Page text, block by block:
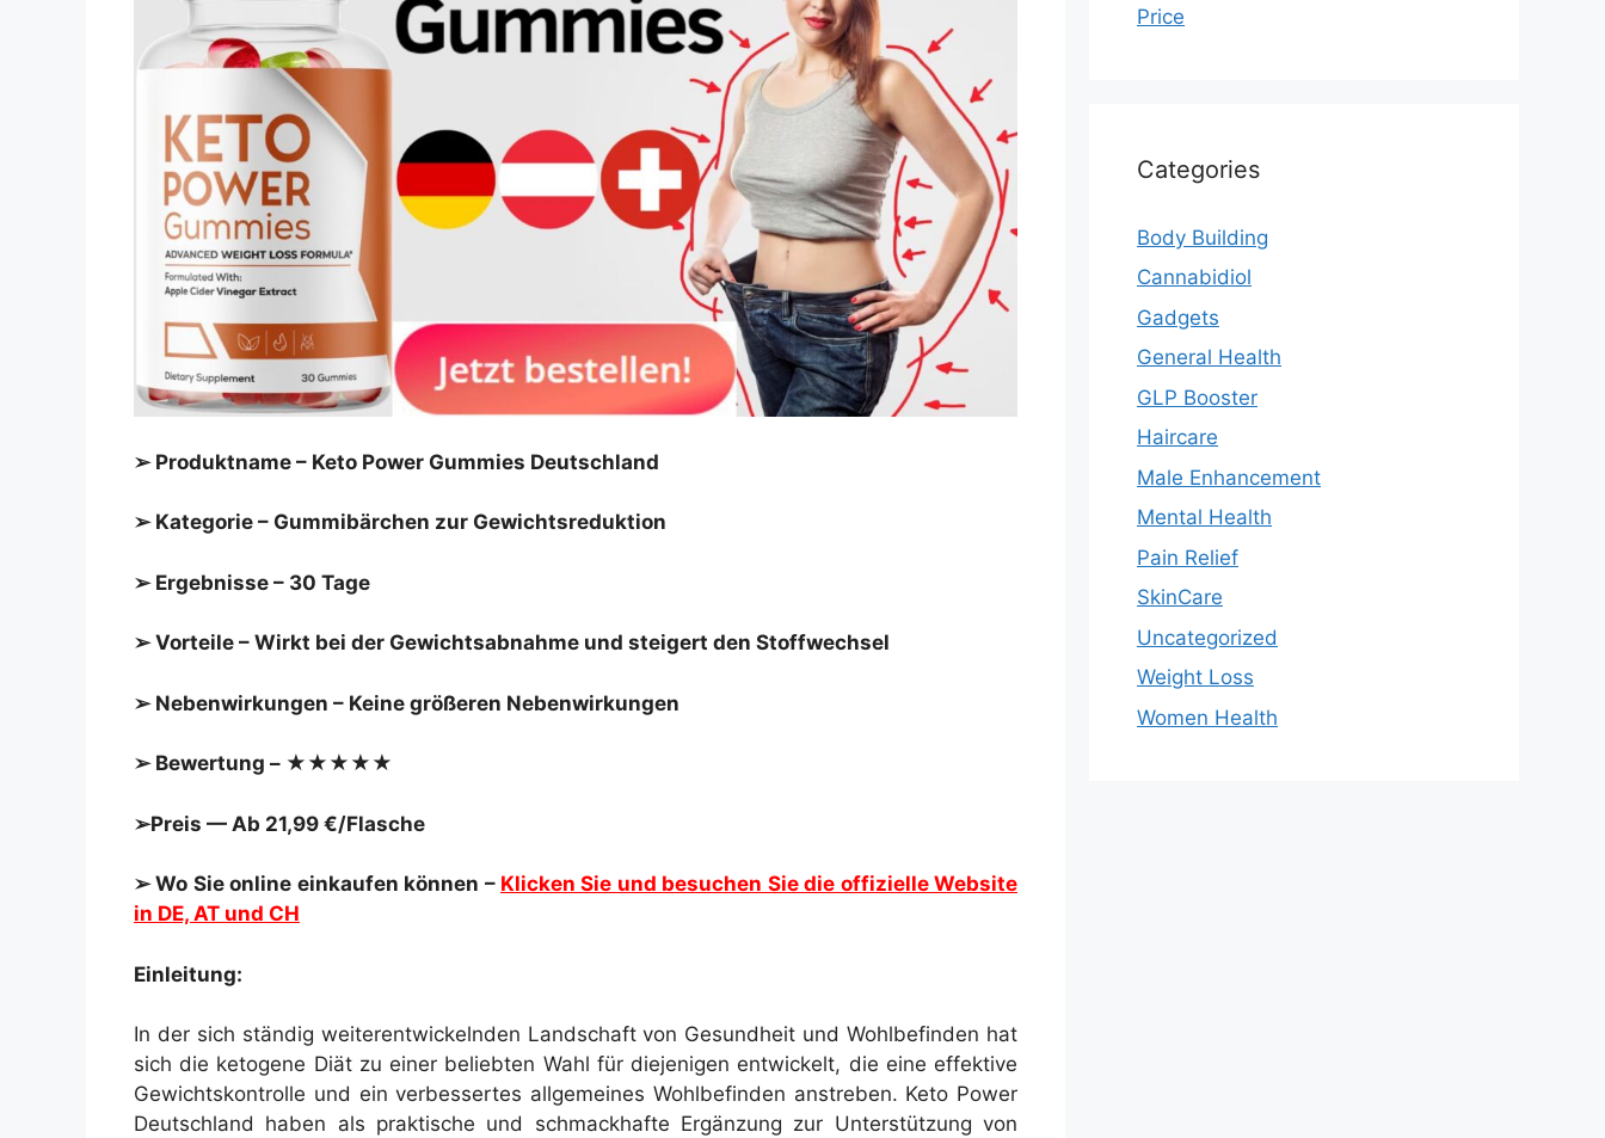
➢ Produktname – Keto Power Gummies Deutschland
➢ Kategorie – Gummibärchen zur Gewichtsreduktion
➢ Ergebnisse – 30 Tage
➢ Vorteile – Wirkt bei der Gewichtsabnahme und steigert den Stoffwechsel
➢ Nebenwirkungen – Keine größeren Nebenwirkungen
➢ Bewertung – ★★★★★
➢Preis — Ab 21,99 €/Flasche
➢ Wo Sie online einkaufen können – Klicken Sie und besuchen Sie die offizielle Website
in DE, AT und CH
Einleitung:
In der sich ständig weiterentwickelnden Landschaft von Gesundheit und Wohlbefinden hat
sich die ketogene Diät zu einer beliebten Wahl für diejenigen entwickelt, die eine effektive
Gewichtskontrolle und ein verbessertes allgemeines Wohlbefinden anstreben. Keto Power
Deutschland haben als praktische und schmackhafte Ergänzung zur Unterstützung von
Price
Categories
Body Building
Cannabidiol
Gadgets
General Health
GLP Booster
Haircare
Male Enhancement
Mental Health
Pain Relief
SkinCare
Uncategorized
Weight Loss
Women Health